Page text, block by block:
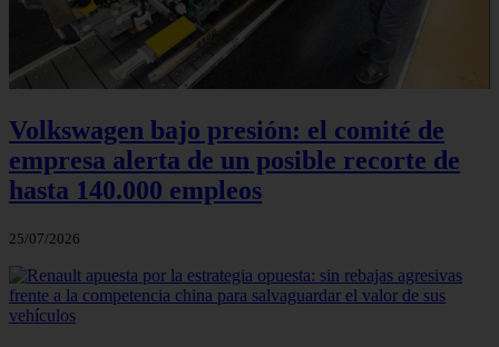
Volkswagen bajo presión: el comité de
empresa alerta de un posible recorte de
hasta 140.000 empleos
25/07/2026